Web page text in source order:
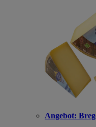
Angebot: